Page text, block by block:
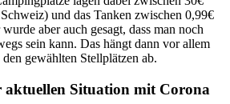
und das Tanken zwischen 0,99€
aber auch gesagt, dass man noch
sein kann. Das hängt dann vor allem
gewählten Stellplätzen ab.
aktuellen Situation mit Corona